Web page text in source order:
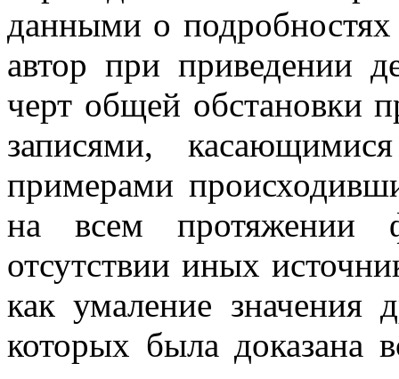
данными о
автор при приведении
черт общей обстановки
записями,
примерами
на всем протяжении
отсутствии иных
как умаление значения
которых была